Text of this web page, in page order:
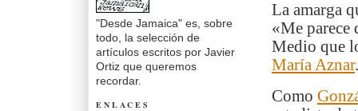
La amarga
«Me parece
Medio que
María Aznar.
Como
"Desde Jamaica" es, sobre
todo, la selección de
artículos escritos por Javier
Ortiz que queremos
recordar.
ENLACES